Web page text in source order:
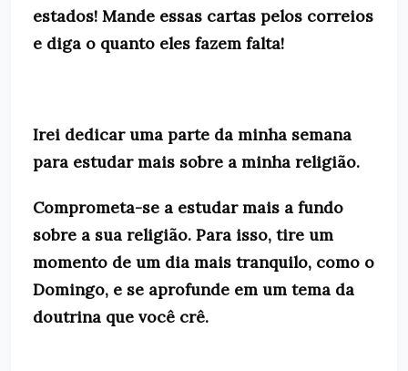
estados! Mande essas cartas pelos correios
e diga o quanto eles fazem falta!
Irei dedicar uma parte da minha semana
para estudar mais sobre a minha religião.
Comprometa-se a estudar mais a fundo
sobre a sua religião. Para isso, tire um
momento de um dia mais tranquilo, como o
Domingo, e se aprofunde em um tema da
doutrina que você crê.